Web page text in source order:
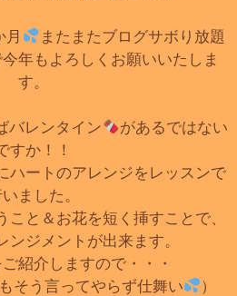
またまたブログサボり放題
年もよろしくお願いいたしま
す。
バレンタイン
があるではない
すか！！
ハートのアレンジをレッスンで
ました。
こと＆お花を短く挿すことで、
ンジメントが出来ます。
紹介しますので・・・
そう言ってやらず仕舞い
）